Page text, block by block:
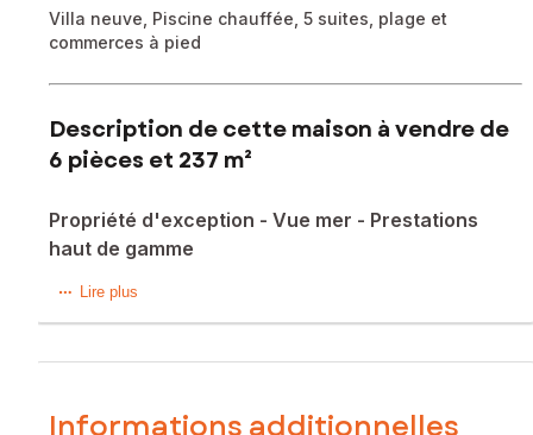
Villa neuve, Piscine chauffée, 5 suites, plage et
commerces à pied
Description de cette maison à vendre de
6 pièces et 237 m²
Propriété d'exception - Vue mer - Prestations
haut de gamme
Sainte-Maxime – Propriété contemporaine d’exception
Au cœur d’un domaine privé et sécurisé de Sainte-Maxime ,
Croisette et des commerces, cette somptueuse villa
Lire plus
Informations additionnelles